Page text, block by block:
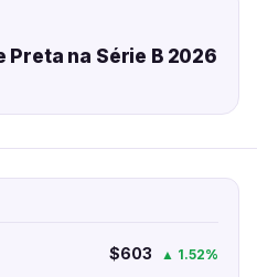
na Série B 2026
$603 ▲ 1.52%